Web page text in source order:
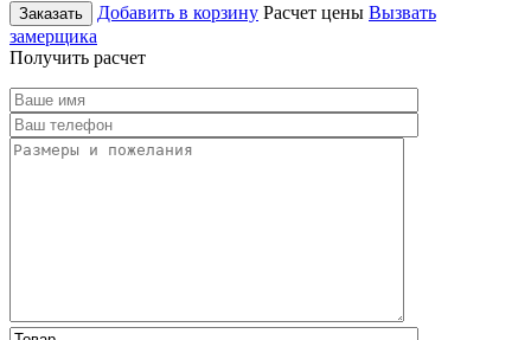
Заказать Добавить в корзину Расчет цены Вызвать
замерщика
Получить расчет